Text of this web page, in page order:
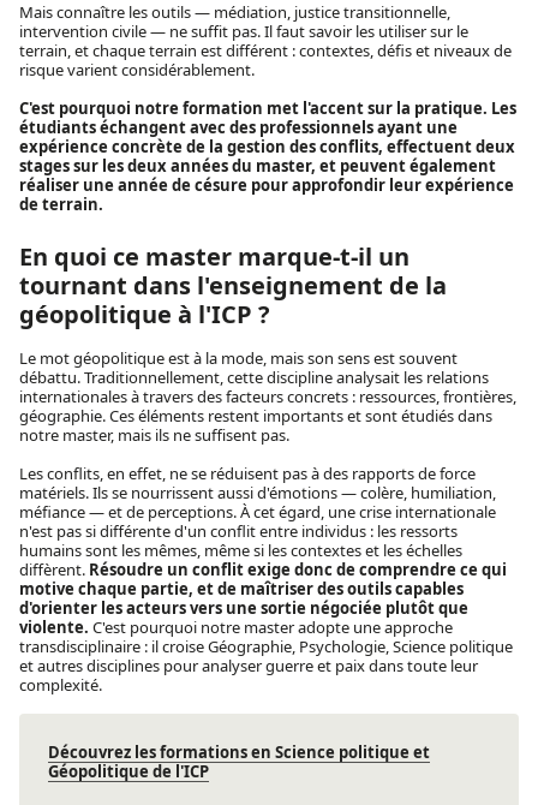
Mais connaître les outils — médiation, justice transitionnelle,
intervention civile — ne suffit pas. Il faut savoir les utiliser sur le
terrain, et chaque terrain est différent : contextes, défis et niveaux de
risque varient considérablement.
C'est pourquoi notre formation met l'accent sur la pratique. Les
étudiants échangent avec des professionnels ayant une
expérience concrète de la gestion des conflits, effectuent deux
stages sur les deux années du master, et peuvent également
réaliser une année de césure pour approfondir leur expérience
de terrain.
En quoi ce master marque-t-il un
tournant dans l'enseignement de la
géopolitique à l'ICP ?
Le mot géopolitique est à la mode, mais son sens est souvent
débattu. Traditionnellement, cette discipline analysait les relations
internationales à travers des facteurs concrets : ressources, frontières,
géographie. Ces éléments restent importants et sont étudiés dans
notre master, mais ils ne suffisent pas.
Les conflits, en effet, ne se réduisent pas à des rapports de force
matériels. Ils se nourrissent aussi d'émotions — colère, humiliation,
méfiance — et de perceptions. À cet égard, une crise internationale
n'est pas si différente d'un conflit entre individus : les ressorts
humains sont les mêmes, même si les contextes et les échelles
diffèrent. Résoudre un conflit exige donc de comprendre ce qui
motive chaque partie, et de maîtriser des outils capables
d'orienter les acteurs vers une sortie négociée plutôt que
violente. C'est pourquoi notre master adopte une approche
transdisciplinaire : il croise Géographie, Psychologie, Science politique
et autres disciplines pour analyser guerre et paix dans toute leur
complexité.
Découvrez les formations en Science politique et
Géopolitique de l'ICP